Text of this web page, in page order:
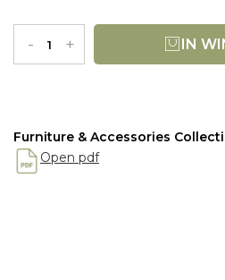
- + IN
Furniture & Accessories
Open pdf